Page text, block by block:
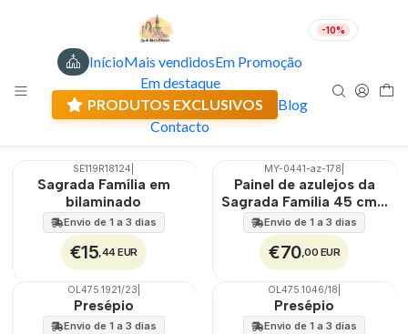
-10%
InícioMais vendidosEm Promoção
Em destaque
PRODUTOS EXCLUSIVOS
Blog
Contacto
EUR
Sagrada Família
Filtros
SE119R18124
Sagrada Família em
bilaminado
Envio de 1 a 3 dias
€15,44 EUR
🇵🇹
EXT.
MY-0441-az-178
Painel de azulejos da
Sagrada Família 45 cm x
60 cm
Envio de 1 a 3 dias
€70,00 EUR
OL475.1921/23
Presépio
Envio de 1 a 3 dias
OL475.1046/18
Presépio
Envio de 1 a 3 dias